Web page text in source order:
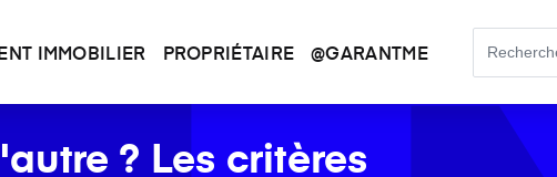
IMMOBILIER PROPRIÉTAIRE @GARANTME
? Les critères